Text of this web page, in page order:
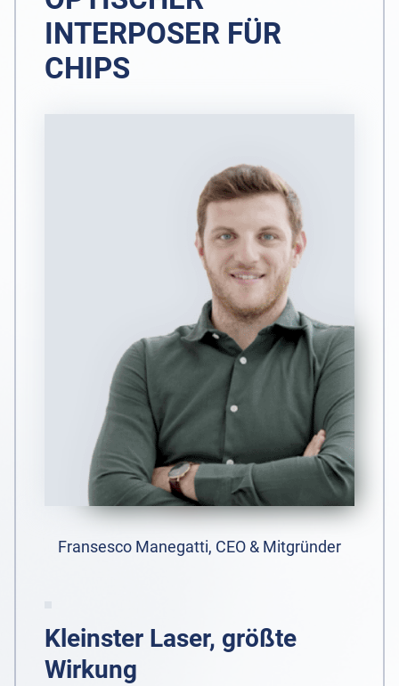
INTERPOSER FÜR
CHIPS
Fransesco Manegatti, CEO & Mitgründer
Kleinster Laser, größte
Wirkung